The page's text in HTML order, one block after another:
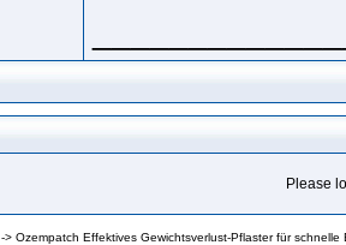
Please
-> Ozempatch Effektives Gewichtsverlust-Pflaster für schnelle